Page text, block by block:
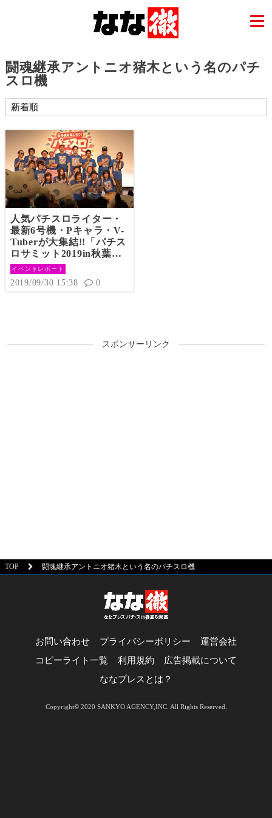
闘魂継承アントニオ猪木という名のパチ
スロ機
人気パチスロライター・
最新6号機・Pキャラ・V-
Tuberが大集結!!「パチス
ロサミット2019in秋葉
原」潜入レポート!!
イベントレポート
2019/09/30 15:38 0
スポンサーリンク
TOP 闘魂継承アントニオ猪木という名のパチスロ機
お問い合わせ プライバシーポリシー
運営会社
コピーライト一覧
利用規約
広告掲載について
ななプレスとは？
Copyright© 2020 SANKYO AGENCY,INC. All Rights Reserved.